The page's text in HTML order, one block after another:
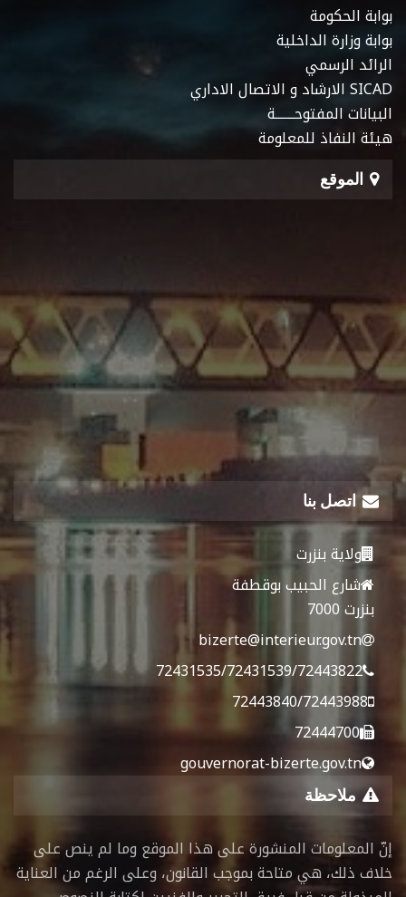
بوابة الحكومة
بوابة وزارة الداخلية
الرائد الرسمي
SICAD الارشاد و الاتصال الاداري
البيانات المفتوحـــــــة
هيئة النفاذ للمعلومة
الموقع
اتصل بنا
ولاية بنزرت
شارع الحبيب بوقطفة
بنزرت 7000
bizerte@interieur.gov.tn
72431535/72431539/72443822
72443840/72443988
72444700
gouvernorat-bizerte.gov.tn
ملاحظة
إنّ المعلومات المنشورة على هذا الموقع وما لم ينص على
خلاف ذلك، هي متاحة بموجب القانون، وعلى الرغم من العناية